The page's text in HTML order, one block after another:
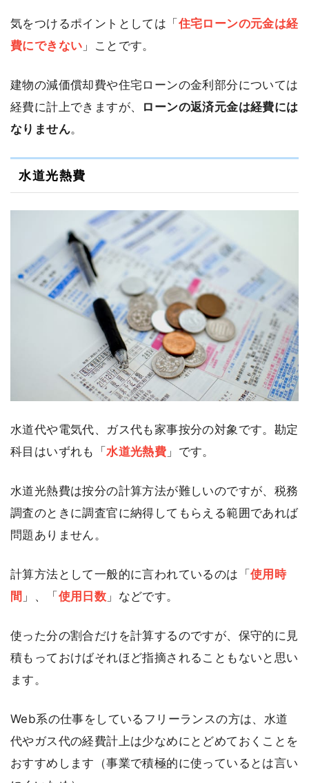
気をつけるポイントとしては「住宅ローンの元金は経
費にできない 」ことです。
建物の減価償却費や住宅ローンの金利部分については
経費に計上できますが、
ローンの返済元金は経費には
なりません。
水道光熱費
水道代や電気代、ガス代も家事按分の対象です。勘定
科目はいずれも「水道光熱費 」です。
水道光熱費は按分の計算方法が難しいのですが、税務
調査のときに調査官に納得してもらえる範囲であれば
問題ありません。
計算方法として一般的に言われているのは「 使用時
間 」、「 使用日数 」などです。
使った分の割合だけを計算するのですが、保守的に見
積もっておけばそれほど指摘されることもないと思い
ます。
Web系の仕事をしているフリーランスの方は、水道
代やガス代の経費計上は少なめにとどめておくことを
おすすめします（事業で積極的に使っているとは言い